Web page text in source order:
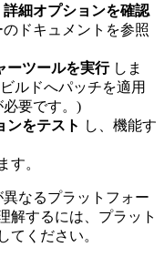
細オプションを確認
ドキュメントを参照
ーツールを実行しま
ルドへパッチを適用
要です。)
ンをテスト し、機能す
す。
なるプラットフォー
解するには、プラット
てください。